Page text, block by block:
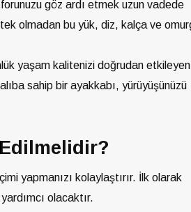
göz ardı etmek uzun vadede
olmadan bu yük, diz, kalça ve
yaşam kalitenizi doğrudan
sahip bir ayakkabı, yürüyüşünüzü
yapmanızı kolaylaştırır. İlk olarak
olacaktır.